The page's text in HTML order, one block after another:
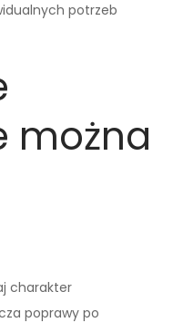
potrzeb
można
charakter
poprawy po